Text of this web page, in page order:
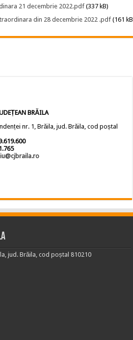
21 decembrie 2022.pdf (337 kB)
din 28 decembrie 2022 .pdf (161
BRĂILA
nr. 1, Brăila, jud. Brăila, cod poștal
jud. Brăila, cod poștal 810210